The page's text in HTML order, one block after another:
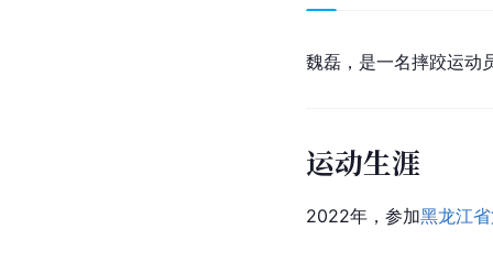
魏磊，是一名摔跤运动
运动生涯
2022年，参加黑龙江